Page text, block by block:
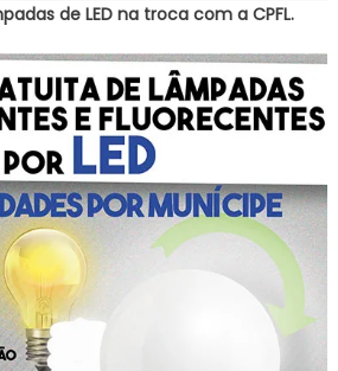
de LED na troca com a CPFL.